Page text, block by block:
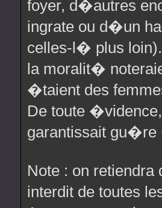
foyer, d�autres
ingrate ou d�un
celles-l� plus
la moralit�
�taient des
De toute
garantissait
Note : on
interdit de toutes